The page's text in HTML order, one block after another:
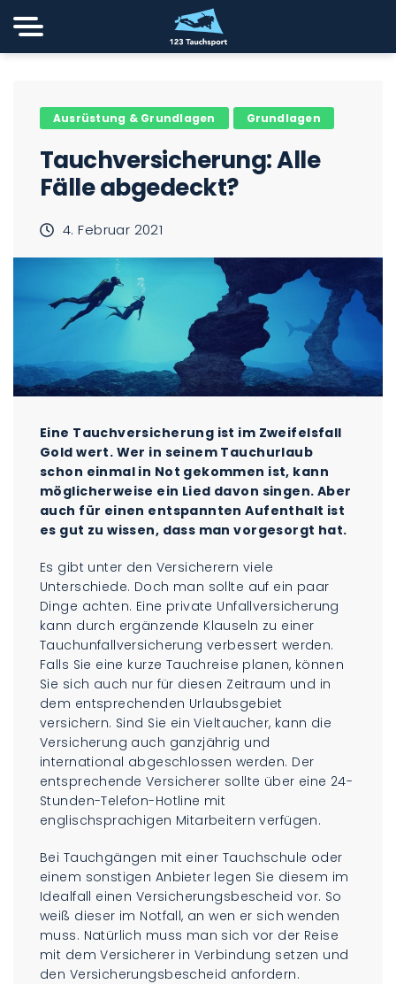
Ausrüstung & Grundlagen Grundlagen
Tauchversicherung: Alle
Fälle abgedeckt?
4. Februar 2021
Eine Tauchversicherung ist im Zweifelsfall
Gold wert. Wer in seinem Tauchurlaub
schon einmal in Not gekommen ist, kann
möglicherweise ein Lied davon singen. Aber
auch für einen entspannten Aufenthalt ist
es gut zu wissen, dass man vorgesorgt hat.
Es gibt unter den Versicherern viele
Unterschiede. Doch man sollte auf ein paar
Dinge achten. Eine private Unfallversicherung
kann durch ergänzende Klauseln zu einer
Tauchunfallversicherung verbessert werden.
Falls Sie eine kurze Tauchreise planen, können
Sie sich auch nur für diesen Zeitraum und in
dem entsprechenden Urlaubsgebiet
versichern. Sind Sie ein Vieltaucher, kann die
Versicherung auch ganzjährig und
international abgeschlossen werden. Der
entsprechende Versicherer sollte über eine 24-
Stunden-Telefon-Hotline mit
englischsprachigen Mitarbeitern verfügen.
Bei Tauchgängen mit einer Tauchschule oder
einem sonstigen Anbieter legen Sie diesem im
Idealfall einen Versicherungsbescheid vor. So
weiß dieser im Notfall, an wen er sich wenden
muss. Natürlich muss man sich vor der Reise
mit dem Versicherer in Verbindung setzen und
den Versicherungsbescheid anfordern.